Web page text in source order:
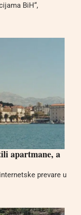
BiH“,
apartmane, a
prevare u